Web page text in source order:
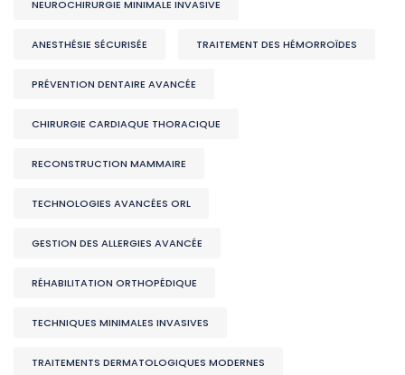
NEUROCHIRURGIE MINIMALE INVASIVE
ANESTHÉSIE SÉCURISÉE TRAITEMENT DES HÉMORROÏDES
PRÉVENTION DENTAIRE AVANCÉE
CHIRURGIE CARDIAQUE THORACIQUE
RECONSTRUCTION MAMMAIRE
TECHNOLOGIES AVANCÉES ORL
GESTION DES ALLERGIES AVANCÉE
RÉHABILITATION ORTHOPÉDIQUE
TECHNIQUES MINIMALES INVASIVES
TRAITEMENTS DERMATOLOGIQUES MODERNES